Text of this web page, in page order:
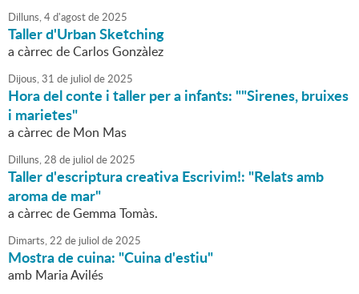
Dilluns,4d'agostde2025
Taller d'Urban Sketching
a càrrec de Carlos Gonzàlez
Dijous,31 de juliol de2025
Hora del conte i taller per a infants: ""Sirenes, bruixes
i marietes"
a càrrec de Mon Mas
Dilluns,28 de juliol de2025
Taller d'escriptura creativa Escrivim!: "Relats amb
aroma de mar"
a càrrec de Gemma Tomàs.
Dimarts,22 de juliol de2025
Mostra de cuina: "Cuina d'estiu"
amb Maria Avilés